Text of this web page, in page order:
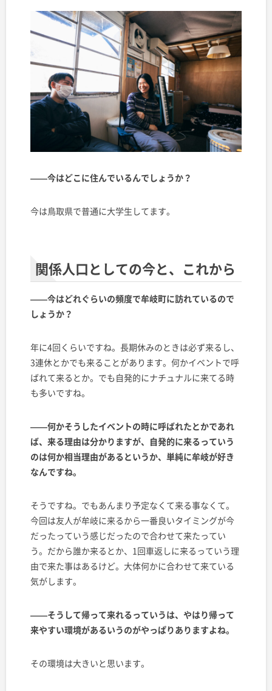
——今はどこに住んでいるんでしょうか？
今は鳥取県で普通に大学生してます。
関係人口としての今と、これから
——今はどれぐらいの頻度で牟岐町に訪れているので
しょうか？
年に4回くらいですね。長期休みのときは必ず来るし、
3連休とかでも来ることがあります。何かイベントで呼
ばれて来るとか。でも自発的にナチュナルに来てる時
も多いですね。
——何かそうしたイベントの時に呼ばれたとかであれ
ば、来る理由は分かりますが、自発的に来るっていう
のは何か相当理由があるというか、単純に牟岐が好き
なんですね。
そうですね。でもあんまり予定なくて来る事なくて。
今回は友人が牟岐に来るから一番良いタイミングが今
だったっていう感じだったので合わせて来たってい
う。だから誰か来るとか、1回車返しに来るっていう理
由で来た事はあるけど。大体何かに合わせて来ている
気がします。
——そうして帰って来れるっていうは、やはり帰って
来やすい環境があるいうのがやっぱりありますよね。
その環境は大きいと思います。